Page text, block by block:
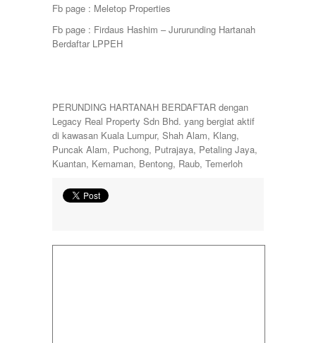
Fb page : Meletop Properties
Fb page : Firdaus Hashim – Jururunding Hartanah
Berdaftar LPPEH
PERUNDING HARTANAH BERDAFTAR dengan
Legacy Real Property Sdn Bhd. yang bergiat aktif
di kawasan Kuala Lumpur, Shah Alam, Klang,
Puncak Alam, Puchong, Putrajaya, Petaling Jaya,
Kuantan, Kemaman, Bentong, Raub, Temerloh